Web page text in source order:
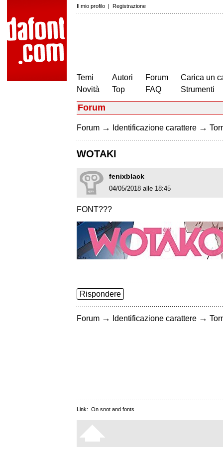
Il mio profilo | Registrazione
Temi
Novità
Autori
Top
Forum
FAQ
Carica un
Strumenti
Forum
Forum → Identificazione carattere →
WOTAKI
fenixblack
04/05/2018 alle 18:45
FONT???
Rispondere
Forum → Identificazione carattere →
Link: On snot and fonts